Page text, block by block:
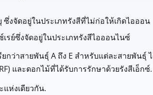
งจัดอยู่ในประเภทรังสีที่ไม่ก่อให้เกิดไอออน
เรย์ซึ่งจัดอยู่ในประเภทรังสีไอออนไนซ์
ว่าสายพันธุ์ A ถึง E สำหรับแต่ละสายพันธุ์
และดอกไม้ที่ได้รับการรักษาด้วยรังสีเอ็กซ์.
ห่งเดียวกัน.